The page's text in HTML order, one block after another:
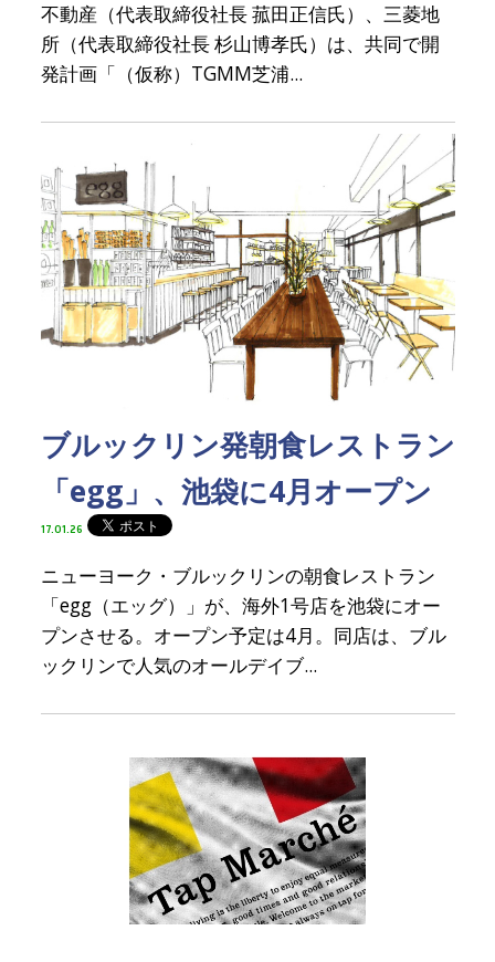
不動産（代表取締役社長 菰田正信氏）、三菱地
所（代表取締役社長 杉山博孝氏）は、共同で開
発計画「（仮称）TGMM芝浦...
ブルックリン発朝食レストラン
「egg」、池袋に4月オープン
17.01.26
ニューヨーク・ブルックリンの朝食レストラン
「egg（エッグ）」が、海外1号店を池袋にオー
プンさせる。オープン予定は4月。同店は、ブル
ックリンで人気のオールデイブ...